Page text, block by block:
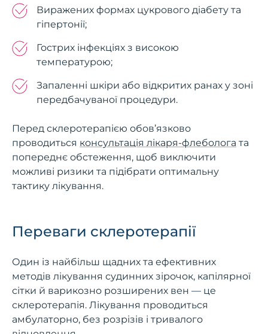
Виражених формах цукрового діабету та
гіпертонії;
Гострих інфекціях з високою
температурою;
Запаленні шкіри або відкритих ранах у зоні
передбачуваної процедури.
Перед склеротерапією обов’язково
проводиться консультація лікаря-флеболога та
попереднє обстеження, щоб виключити
можливі ризики та підібрати оптимальну
тактику лікування.
Переваги склеротерапії
Один із найбільш щадних та ефективних
методів лікування судинних зірочок, капілярної
сітки й варикозно розширених вен — це
склеротерапія. Лікування проводиться
амбулаторно, без розрізів і тривалого